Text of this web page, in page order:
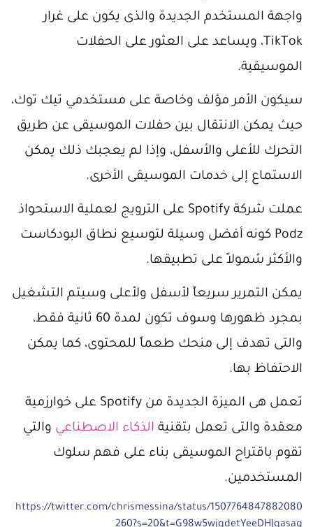
واجهة المستخدم الجديدة والذى يكون على غرار
TikTok، ويساعد على العثور على الحفلات
الموسيقية.
سيكون الأمر مؤلف وخاصة على مستخدمي تيك توك،
حيث يمكن الانتقال بين حفلات الموسيقى عن طريق
التحرك للأعلى والأسفل، وإذا لم يعجبك ذلك يمكن
الاستماع إلى خدمات الموسيقى الأخرى.
عملت شركة Spotify على الترويج لعملية الاستحواذ
Podz كونه أفضل وسيلة لتوسيع نطاق البودكاست
والأكثر شمولاً على تطبيقها.
يمكن التمرير سريعاً لأسفل ولأعلى وسيتم التشغيل
بمجرد ظهورها وسوف تكون لمدة 60 ثانية فقط،
والتى تهدف إلى منحك طعماً للمحتوى، كما يمكن
الاحتفاظ بها.
تعمل هى الميزة الجديدة من Spotify على خوارزمية
معقدة والتى تعمل بتقنية الذكاء الاصطناعي والتي
تقوم باقتراح الموسيقى بناء على فهم سلوك
المستخدمين.
https://twitter.com/chrismessina/status/1507764847882080